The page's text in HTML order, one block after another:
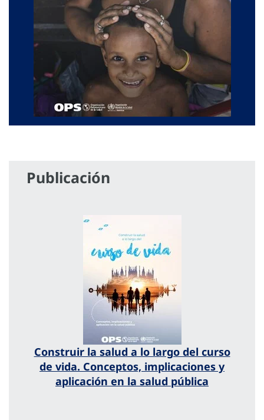
Publicación
Construir la salud a lo largo del curso
de vida. Conceptos, implicaciones y
aplicación en la salud pública